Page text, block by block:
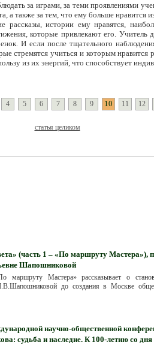
за играми, за теми проявлениями
а также за тем, что ему больше нравится
рассказы, истории ему нравятся,
которые привлекают его. Учитель
И если после тщательного
стремятся учиться и которым нравится
из их энергий, что способствует
4 5 6 7 8 9 10 11 12
статья целиком
(часть 1 – «По маршруту Мастера»),
Шапошниковой
маршруту Мастера» рассказывает о
до создания в Москве
научно-общественной
судьба и наследие. К 100-летию со